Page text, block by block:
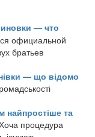
— что
официальной
братьев
— що відомо
найпростіше та
процедура